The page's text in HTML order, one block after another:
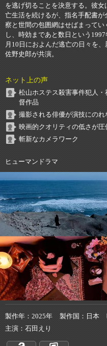
を逃げ切ることを決意する。彼
亡生活を続けるが、指名手配書
察と世間の包囲網はせばまって
し、時効まであと数日という
月10日におよんだ逃亡の日々を
佐野史郎が共演。
ネット上の声
松山ホステス殺害事件犯人
督作品
撮影される俳優が演技にの
映画的クオリティの低さが圧
斬新なカメラワーク
ヒューマンドラマ
製作年 2025年 製作国 日本
主演
石田えり